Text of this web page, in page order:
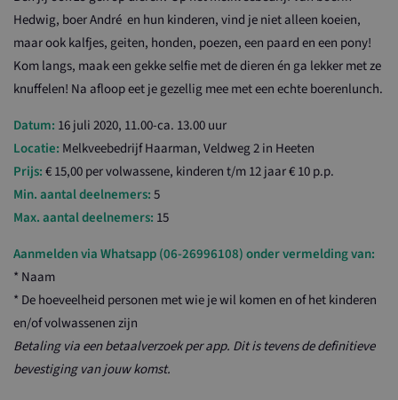
Hedwig, boer André en hun kinderen, vind je niet alleen koeien,
maar ook kalfjes, geiten, honden, poezen, een paard en een pony!
Kom langs, maak een gekke selfie met de dieren én ga lekker met ze
knuffelen! Na afloop eet je gezellig mee met een echte boerenlunch.
Datum: 16 juli 2020, 11.00-ca. 13.00 uur
Locatie: Melkveebedrijf Haarman, Veldweg 2 in Heeten
Prijs:€ 15,00 per volwassene, kinderen t/m 12 jaar € 10 p.p.
Min. aantal deelnemers:5
Max. aantal deelnemers: 15
Aanmelden via Whatsapp (06-26996108) onder vermelding van:
* Naam
* De hoeveelheid personen met wie je wil komen en of het kinderen
en/of volwassenen zijn
Betaling via een betaalverzoek per app. Dit is tevens de definitieve
bevestiging van jouw komst.